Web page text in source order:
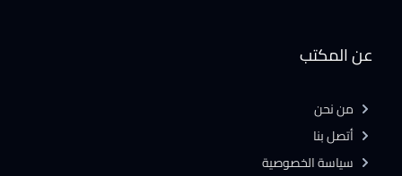
عن المكتب
من نحن
أتصل بنا
سياسة الخصوصية